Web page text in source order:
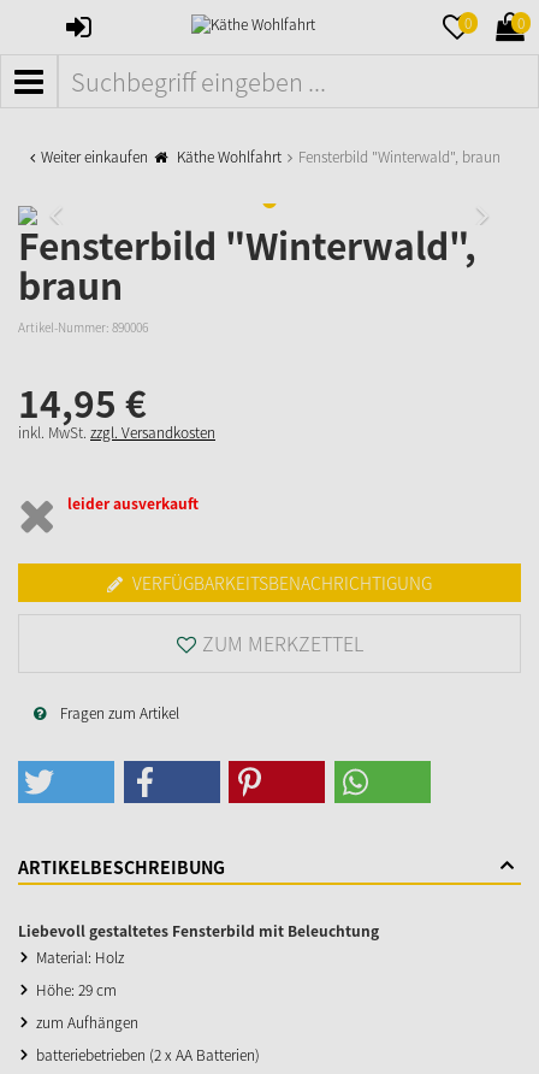
ANMELDEN 0 0
MENÜ
Weiter einkaufen Käthe Wohlfahrt Fensterbild "Winterwald", braun
Fensterbild "Winterwald",
braun
Artikel-Nummer: 890006
14,95 €
inkl. MwSt. zzgl. Versandkosten
leider ausverkauft
VERFÜGBARKEITSBENACHRICHTIGUNG
ZUM MERKZETTEL
Fragen zum Artikel
ARTIKELBESCHREIBUNG
Liebevoll gestaltetes Fensterbild mit Beleuchtung
Material: Holz
Höhe: 29 cm
zum Aufhängen
batteriebetrieben (2 x AA Batterien)